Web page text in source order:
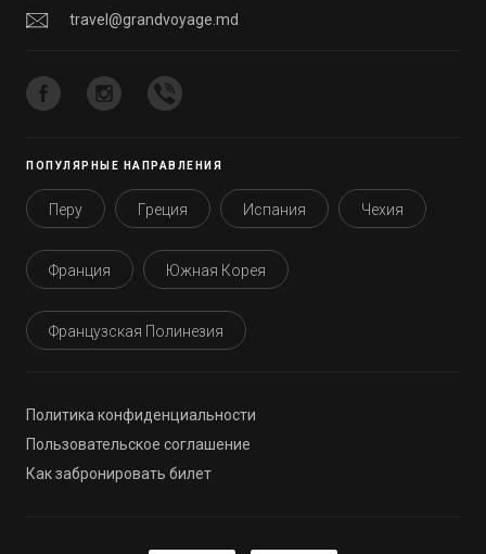
travel@grandvoyage.md
ПОПУЛЯРНЫЕ НАПРАВЛЕНИЯ
Перу Греция Испания Чехия
Франция Южная Корея
Французская Полинезия
Политика конфиденциальности
Пользовательское соглашение
Как забронировать билет